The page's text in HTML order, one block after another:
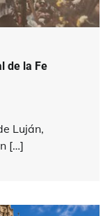
de la Fe
Luján,
[…]